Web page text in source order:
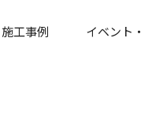
施工事例 イベント